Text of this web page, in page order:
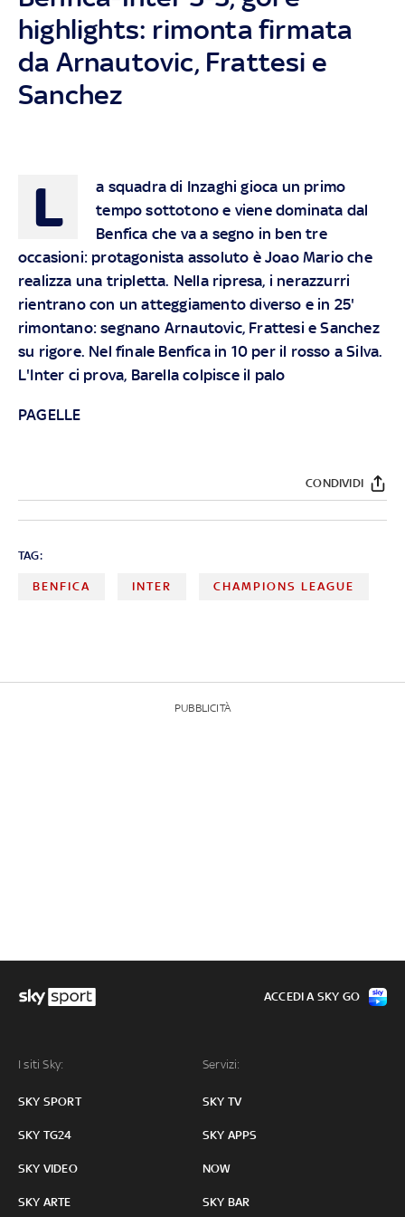
highlights: rimonta firmata
da Arnautovic, Frattesi e
Sanchez
L
a squadra di Inzaghi gioca un primo
tempo sottotono e viene dominata dal
Benfica che va a segno in ben tre
occasioni: protagonista assoluto è Joao Mario che
realizza una tripletta. Nella ripresa, i nerazzurri
rientrano con un atteggiamento diverso e in 25'
rimontano: segnano Arnautovic, Frattesi e Sanchez
su rigore. Nel finale Benfica in 10 per il rosso a Silva.
L'Inter ci prova, Barella colpisce il palo
PAGELLE
CONDIVIDI
TAG:
BENFICA INTER CHAMPIONS LEAGUE
PUBBLICITÀ
I siti Sky:
SKY SPORT
SKY TG24
SKY VIDEO
SKY ARTE
Servizi:
SKY TV
SKY APPS
NOW
SKY BAR
ACCEDI A SKY GO